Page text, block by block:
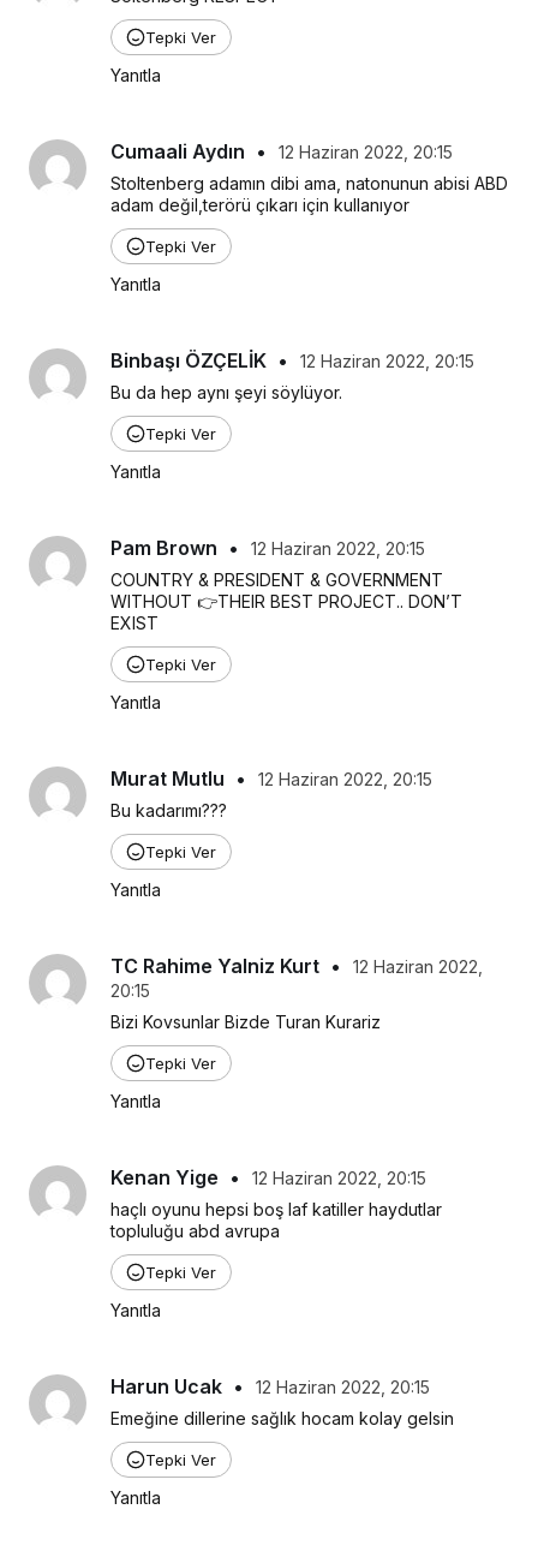
Tepki Ver
Yanıtla
Cumaali Aydın •
12 Haziran 2022, 20:15
Stoltenberg adamın dibi ama, natonunun abisi ABD
adam değil,terörü çıkarı için kullanıyor
Tepki Ver
Yanıtla
Binbaşı ÖZÇELİK •
12 Haziran 2022, 20:15
Bu da hep aynı şeyi söylüyor.
Tepki Ver
Yanıtla
Pam Brown •
12 Haziran 2022, 20:15
COUNTRY & PRESIDENT & GOVERNMENT
WITHOUT 👉THEIR BEST PROJECT.. DON’T
EXIST
Tepki Ver
Yanıtla
Murat Mutlu •
12 Haziran 2022, 20:15
Bu kadarımı???
Tepki Ver
Yanıtla
TC Rahime Yalniz Kurt •
12 Haziran 2022,
20:15
Bizi Kovsunlar Bizde Turan Kurariz
Tepki Ver
Yanıtla
Kenan Yige •
12 Haziran 2022, 20:15
haçlı oyunu hepsi boş laf katiller haydutlar
topluluğu abd avrupa
Tepki Ver
Yanıtla
Harun Ucak •
12 Haziran 2022, 20:15
Emeğine dillerine sağlık hocam kolay gelsin
Tepki Ver
Yanıtla